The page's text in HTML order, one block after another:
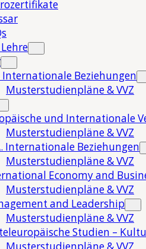
Internationale Beziehungen
Musterstudienpläne & VVZ
und Internationale
Musterstudienpläne & VVZ
Internationale Beziehungen
Musterstudienpläne & VVZ
Economy and
Musterstudienpläne & VVZ
and Leadership
Musterstudienpläne & VVZ
Studien –
Musterstudienpläne & VVZ